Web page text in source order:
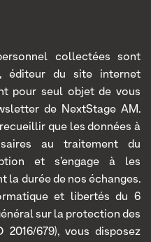
collectées sont
éditeur du site internet
pour seul objet de vous
de NextStage AM.
que les données à
au traitement du
et s’engage à les
la durée de nos échanges.
et libertés du 6
sur la protection des
2016/679), vous disposez